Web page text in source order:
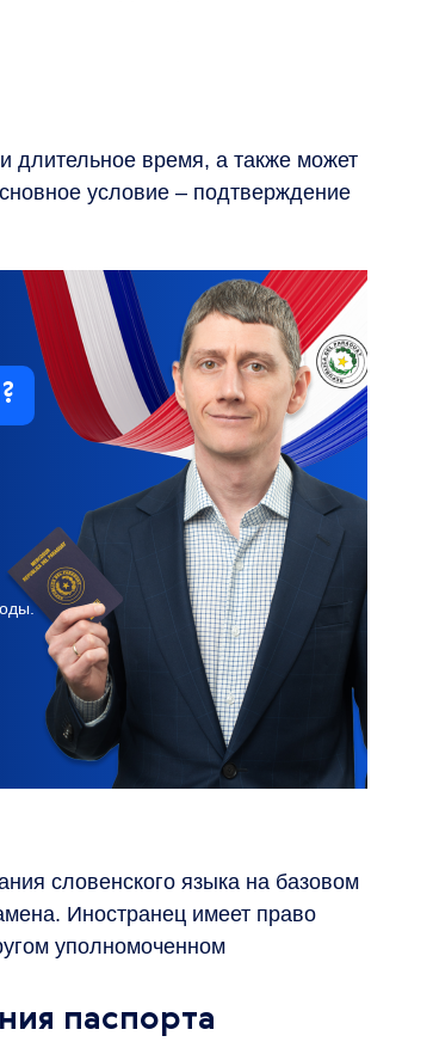
длительное время, а также может
условие – подтверждение
словенского языка на базовом
Иностранец имеет право
уполномоченном
паспорта